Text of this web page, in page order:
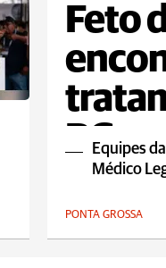
Feto
PGEquipes
Médico
PONTA GROSSA